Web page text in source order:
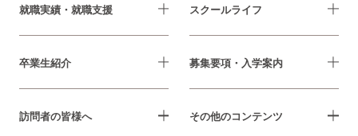
就職実績・就職支援 スクールライフ
卒業生紹介 募集要項・入学案内
訪問者の皆様へ その他のコンテンツ